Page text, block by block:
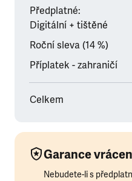
Předplatné:
Digitální + tištěné
Roční sleva (14 %)
Příplatek - zahraničí
Celkem
Garance
Nebudete-li s